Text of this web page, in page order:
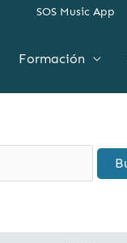
SOS Music App
Formación